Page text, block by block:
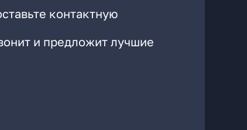
контактную
и предложит лучшие